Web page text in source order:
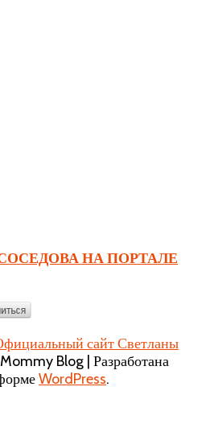
НА ПОРТАЛЕ
сайт Светланы
Blog | Разработана
WordPress.